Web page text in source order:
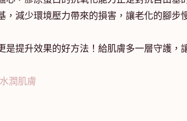
減少環境壓力帶來的損害，讓老化的腳步
是提升效果的好方法！給肌膚多一層守護，
潤肌膚